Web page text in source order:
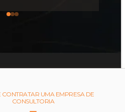
CONTRATAR UMA EMPRESA DE
CONSULTORIA